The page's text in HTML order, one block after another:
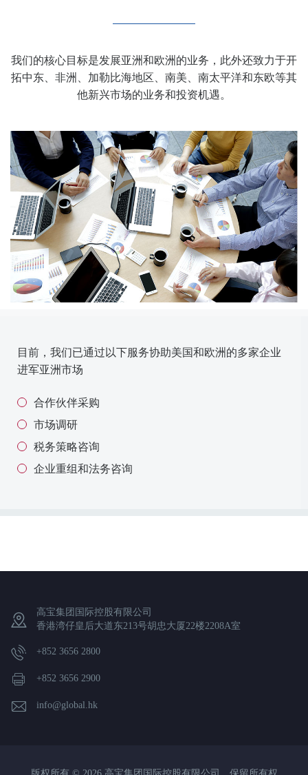
我们的核心目标是发展亚洲和欧洲的业务，此外还致力于开
拓中东、非洲、加勒比海地区、南美、南太平洋和东欧等其
他新兴市场的业务和投资机遇。
目前，我们已通过以下服务协助美国和欧洲的多家企业
进军亚洲市场
合作伙伴采购
市场调研
税务策略咨询
企业重组和法务咨询
高宝集团国际控股有限公司
香港湾仔皇后大道东213号胡忠大厦22楼2208A室
+852 3656 2800
+852 3656 2900
info@global.hk